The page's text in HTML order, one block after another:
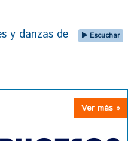
y danzas de Escuchar
Ver más »